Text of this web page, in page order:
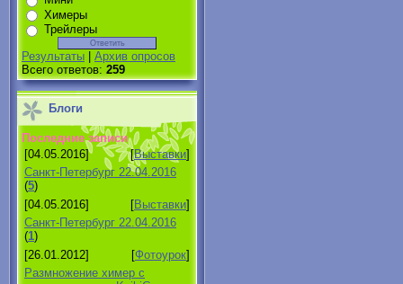
Химеры
Трейлеры
Результаты | Архив опросов
Всего ответов: 259
Блоги
Последние записи
[04.05.2016]
[Выставки]
Санкт-Петербург 22.04.2016
(5)
[04.05.2016]
[Выставки]
Санкт-Петербург 22.04.2016
(1)
[26.01.2012]
[Фотоурок]
Размножение химер с